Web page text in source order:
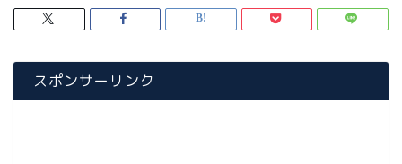
スポンサーリンク